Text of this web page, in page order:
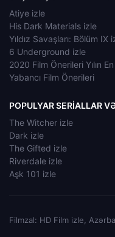
Atiye izle
His Dark Materials izle
Yıldız Savaşları: Bölüm IX
6 Underground izle
2020 Film Önerileri Yılın
Yabancı Film Önerileri
POPULYAR SERIALLAR
The Witcher izle
Dark izle
The Gifted izle
Riverdale izle
Aşk 101 izle
Filmzal: HD Film izle,